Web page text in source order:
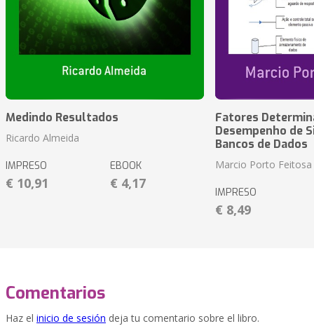
Medindo Resultados
Ricardo Almeida
IMPRESO
€ 10,91
EBOOK
€ 4,17
Fatores
Desempenho de
Bancos de Dados
Marcio Porto Feitosa
IMPRESO
€ 8,49
Comentarios
Haz el inicio de sesión deja tu comentario sobre el libro.